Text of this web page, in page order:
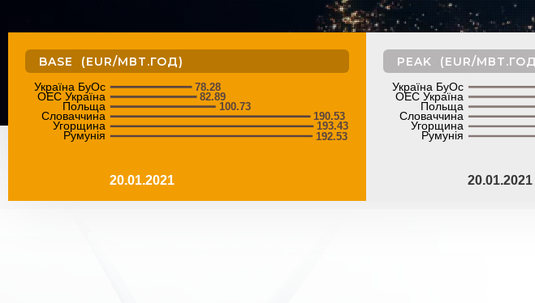
BASE (EUR/МВТ.ГОД)
78.28
82.89
100.73
190.53
193.43
192.53
Україна БуОс
ОЕС Україна
Польща
Словаччина
Угорщина
Румунія
20.01.2021
PEAK (EUR/
Україна БуОс
ОЕС Україна
Польща
Словаччина
Угорщина
Румунія
20.01.2021